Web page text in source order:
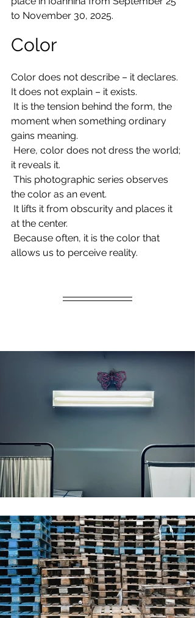
to November 30, 2025.
Color
Color does not describe – it declares.
It does not explain – it exists.
moment when something ordinary
gains meaning.
it reveals it.
the color as an event.
at the center.
allows us to perceive reality.